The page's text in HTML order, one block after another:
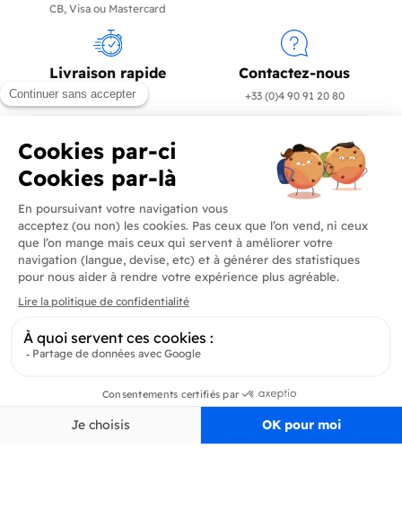
CB, Visa ou Mastercard
Livraison rapide
en 24/72h
Contactez-nous
+33 (0)4 90 91 20 80